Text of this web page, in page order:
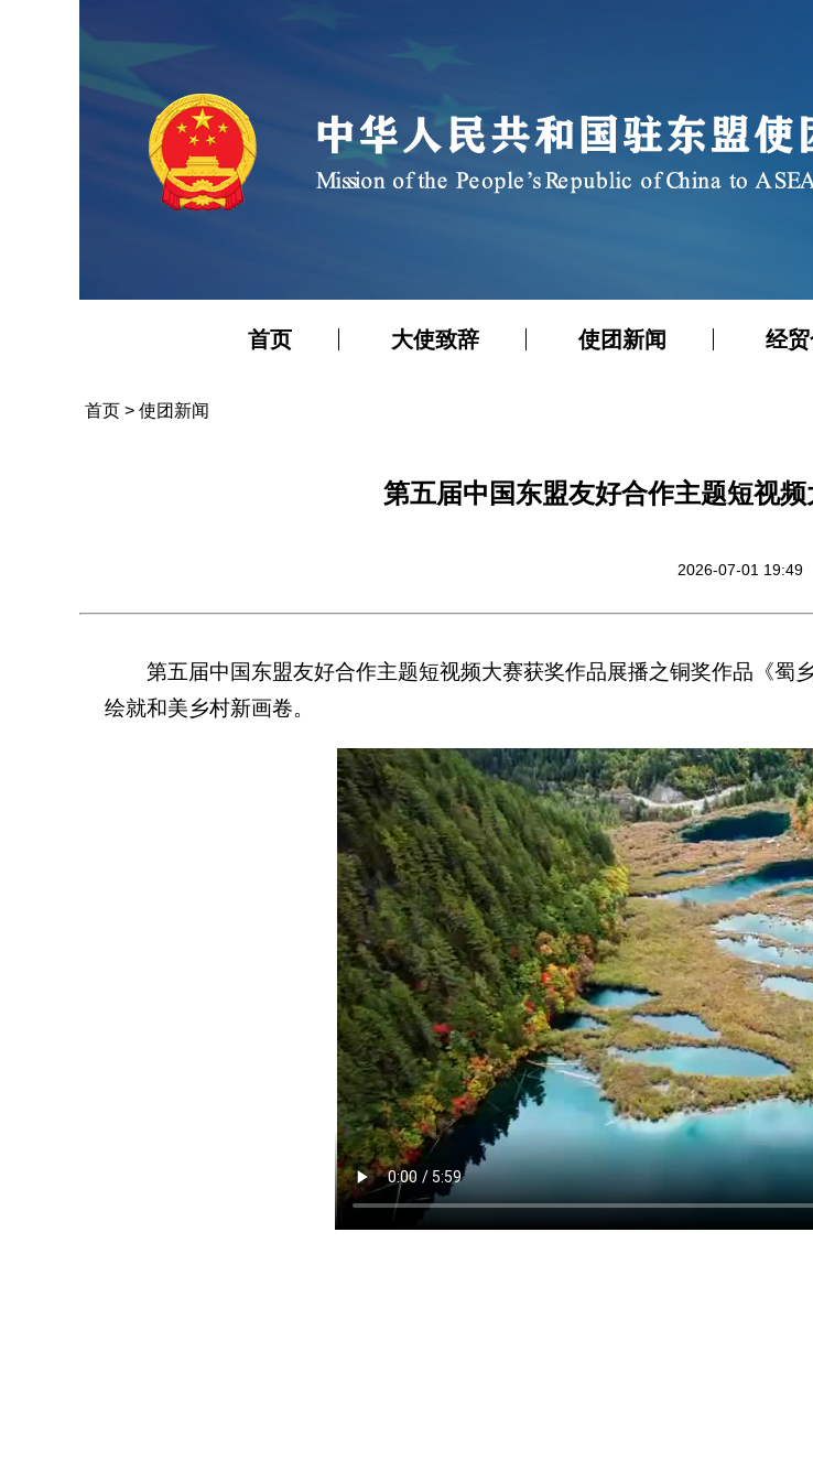
首页 大使致辞 使团新闻 经
首页 > 使团新闻
第五届中国东盟友好合作主题短视频
2026-07-01 19:49
第五届中国东盟友好合作主题短视频大赛获奖作品展播之铜奖作品《
绘就和美乡村新画卷。